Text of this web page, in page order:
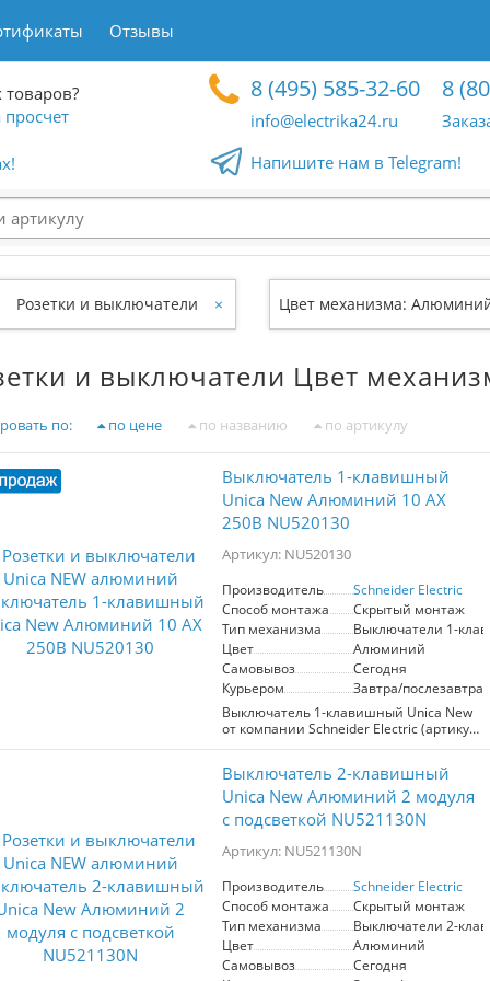
Отзывы
8 (495) 585-32-60
info@electrika24.ru
8
Напишите нам в Telegram!
Розетки и выключатели × Цвет механизма:
и выключатели Цвет
по: по цене по названию по артикулу
Выключатель 1-клавишный
Unica New Алюминий 10 AX
250В NU520130
Артикул: NU520130
Производитель
Schneider Electric
Способ монтажа
Скрытый монтаж
Тип механизма
Выключатели 1-
Цвет
Алюминий
Самовывоз
Сегодня
Курьером
Завтра/послезавтра
Выключатель 1-клавишный Unica New
от компании Schneider Electric (артикул
NU520130) представляет собой
управления освещением в любом
помещении. Изготовленный из
современных материалов, механизм
выключателя обеспечивает высокую
степень долговечности и соответствует
строгим стандартам ГОСТ. Эстетичный
современный вид, а специальная
обработка ABS пластика
предотвращает выцветание, что
гарантирует сохранность внешнего
вида на протяжении длительного
времени. С максимальной нагрузкой в
Выключатель 2-клавишный
Unica New Алюминий 2 модуля
с подсветкой NU521130N
Артикул: NU521130N
Производитель
Schneider Electric
Способ монтажа
Скрытый монтаж
Тип механизма
Выключатели 2-
Цвет
Алюминий
Самовывоз
Сегодня